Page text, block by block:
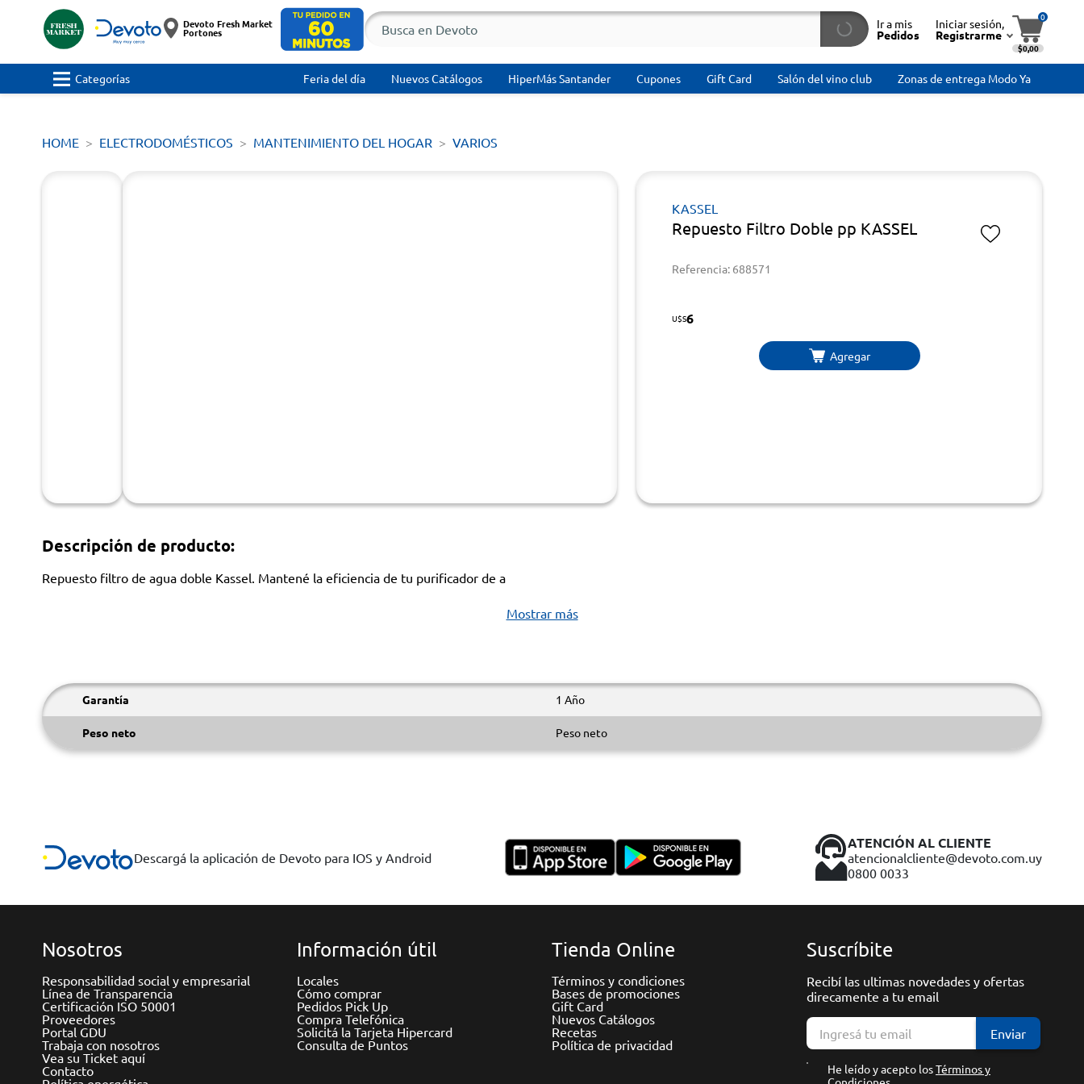
Devoto Fresh Market
Portones
Ir a mis
Pedidos
Iniciar sesión,
Registrarme
0
$0,00
Categorías Feria del día Nuevos Catálogos HiperMás Santander Cupones Gift Card Salón del vino club Zonas de entrega Modo Ya
HOME ELECTRODOMÉSTICOS MANTENIMIENTO DEL HOGAR VARIOS
KASSEL
Repuesto Filtro Doble pp KASSEL
Referencia: 688571
U$S6
Agregar
Descripción de producto:
Repuesto filtro de agua doble Kassel. Mantené la eficiencia de tu purificador de a
Mostrar más
Garantía 1 Año
Peso neto Peso neto
Descargá la aplicación de Devoto para IOS y Android
ATENCIÓN AL CLIENTE
atencionalcliente@devoto.com.uy
0800 0033
Nosotros
Responsabilidad social y empresarial
Línea de Transparencia
Certificación ISO 50001
Proveedores
Portal GDU
Trabaja con nosotros
Vea su Ticket aquí
Contacto
Información útil
Locales
Cómo comprar
Pedidos Pick Up
Compra Telefónica
Solicitá la Tarjeta Hipercard
Consulta de Puntos
Tienda Online
Términos y condiciones
Bases de promociones
Gift Card
Nuevos Catálogos
Recetas
Política de privacidad
Suscríbite
Recibí las ultimas novedades y ofertas
direcamente a tu email
Enviar
He leído y acepto losTérminos y